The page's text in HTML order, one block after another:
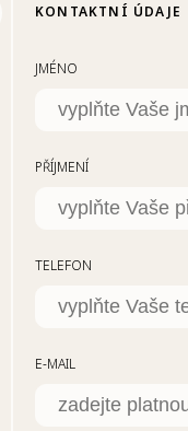
KONTAKTNÍ ÚDAJE
JMÉNO
PŘÍJMENÍ
TELEFON
E-MAIL